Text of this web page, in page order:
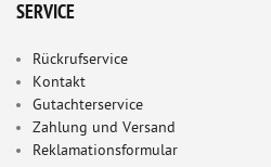
SERVICE
Rückrufservice
Kontakt
Gutachterservice
Zahlung und Versand
Reklamationsformular